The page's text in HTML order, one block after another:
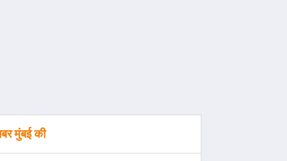
मुंबई की